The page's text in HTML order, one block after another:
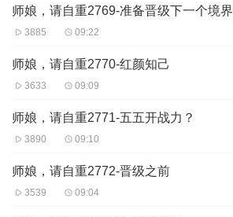
师娘，请自重2769-准备晋级下一个境界
3885 09:22
师娘，请自重2770-红颜知己
3633 09:09
师娘，请自重2771-五五开战力？
3890 09:10
师娘，请自重2772-晋级之前
3539 09:04